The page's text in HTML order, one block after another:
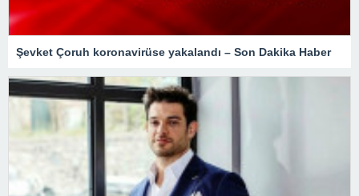
Şevket Çoruh koronavirüse yakalandı – Son Dakika Haber